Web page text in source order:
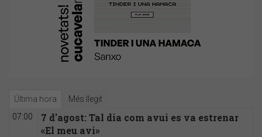
Última hora Més llegit
07:00
7 d'agost: Tal dia com avui es va estrenar
«El meu avi»